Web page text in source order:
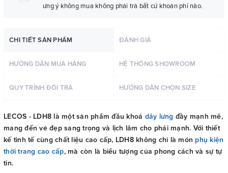
ưng ý không mua không phải trả bất cứ khoản phí nào.
CHI TIẾT SẢN PHẨM ĐÁNH GIÁ
HƯỚNG DẪN MUA HÀNG HỆ THỐNG SHOWROOM
QUY TRÌNH ĐỔI TRẢ HƯỚNG DẪN CHỌN SIZE
LECOS - LDH8 là một sản phẩm đầu khoá dây lưng đầy mạnh mẽ,
mang đến vẻ đẹp sang trọng và lịch lãm cho phái mạnh. Với thiết
kế tinh tế cùng chất liệu cao cấp, LDH8 không chỉ là món phụ kiện
thời trang cao cấp, mà còn là biểu tượng của phong cách và sự tự
tin.